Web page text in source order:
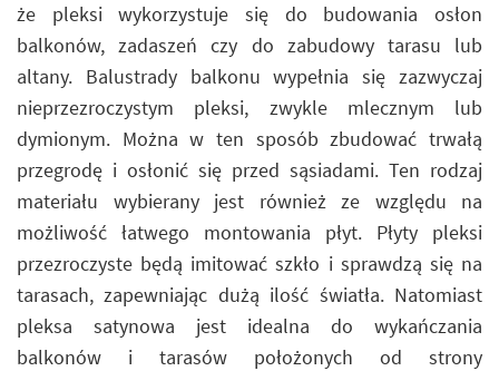
że pleksi wykorzystuje się do budowania osłon
balkonów, zadaszeń czy do zabudowy tarasu lub
altany. Balustrady balkonu wypełnia się zazwyczaj
nieprzezroczystym pleksi, zwykle mlecznym lub
dymionym. Można w ten sposób zbudować trwałą
przegrodę i osłonić się przed sąsiadami. Ten rodzaj
materiału wybierany jest również ze względu na
możliwość łatwego montowania płyt. Płyty pleksi
przezroczyste będą imitować szkło i sprawdzą się na
tarasach, zapewniając dużą ilość światła. Natomiast
pleksa satynowa jest idealna do wykańczania
balkonów i tarasów położonych od strony